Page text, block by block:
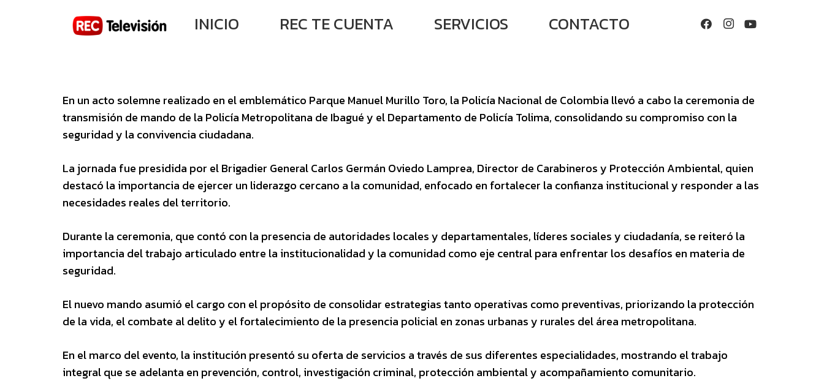
INICIO REC TE CUENTA SERVICIOS CONTACTO
En un acto solemne realizado en el emblemático Parque Manuel Murillo Toro, la Policía Nacional de Colombia llevó a cabo la ceremonia de
transmisión de mando de la Policía Metropolitana de Ibagué y el Departamento de Policía Tolima, consolidando su compromiso con la
seguridad y la convivencia ciudadana.
La jornada fue presidida por el Brigadier General Carlos Germán Oviedo Lamprea, Director de Carabineros y Protección Ambiental, quien
destacó la importancia de ejercer un liderazgo cercano a la comunidad, enfocado en fortalecer la confianza institucional y responder a las
necesidades reales del territorio.
Durante la ceremonia, que contó con la presencia de autoridades locales y departamentales, líderes sociales y ciudadanía, se reiteró la
importancia del trabajo articulado entre la institucionalidad y la comunidad como eje central para enfrentar los desafíos en materia de
seguridad.
El nuevo mando asumió el cargo con el propósito de consolidar estrategias tanto operativas como preventivas, priorizando la protección
de la vida, el combate al delito y el fortalecimiento de la presencia policial en zonas urbanas y rurales del área metropolitana.
En el marco del evento, la institución presentó su oferta de servicios a través de sus diferentes especialidades, mostrando el trabajo
integral que se adelanta en prevención, control, investigación criminal, protección ambiental y acompañamiento comunitario.